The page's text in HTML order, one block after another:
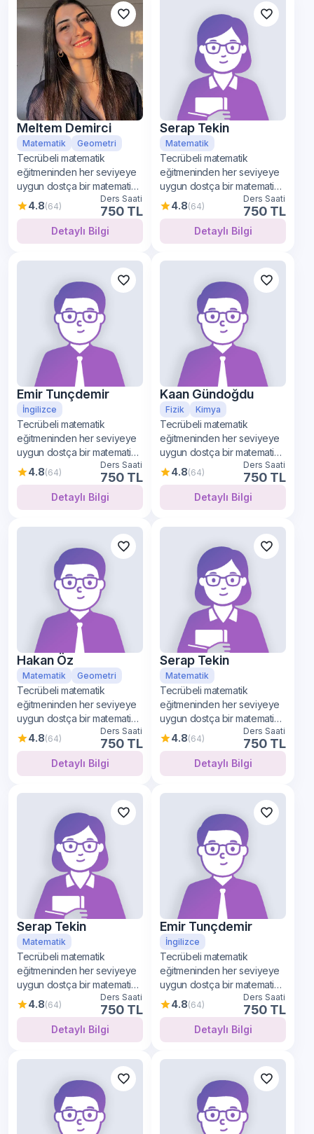
Meltem Demirci
Matematik Geometri
Tecrübeli matematik
eğitmeninden her seviyeye
uygun dostça bir matematik
öğrenimi
4.8(64)
Ders Saati
750 TL
Detaylı Bilgi
Serap Tekin
Matematik
Tecrübeli matematik
eğitmeninden her seviyeye
uygun dostça bir matematik
öğrenimi
4.8(64)
Ders Saati
750 TL
Detaylı Bilgi
Emir Tunçdemir
İngilizce
Tecrübeli matematik
eğitmeninden her seviyeye
uygun dostça bir matematik
öğrenimi
4.8(64)
Ders Saati
750 TL
Detaylı Bilgi
Kaan Gündoğdu
Fizik Kimya
Tecrübeli matematik
eğitmeninden her seviyeye
uygun dostça bir matematik
öğrenimi
4.8(64)
Ders Saati
750 TL
Detaylı Bilgi
Hakan Öz
Matematik Geometri
Tecrübeli matematik
eğitmeninden her seviyeye
uygun dostça bir matematik
öğrenimi
4.8(64)
Ders Saati
750 TL
Detaylı Bilgi
Serap Tekin
Matematik
Tecrübeli matematik
eğitmeninden her seviyeye
uygun dostça bir matematik
öğrenimi
4.8(64)
Ders Saati
750 TL
Detaylı Bilgi
Serap Tekin
Matematik
Tecrübeli matematik
eğitmeninden her seviyeye
uygun dostça bir matematik
öğrenimi
4.8(64)
Ders Saati
750 TL
Detaylı Bilgi
Emir Tunçdemir
İngilizce
Tecrübeli matematik
eğitmeninden her seviyeye
uygun dostça bir matematik
öğrenimi
4.8(64)
Ders Saati
750 TL
Detaylı Bilgi